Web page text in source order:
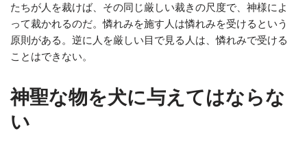
たちが人を裁けば、その同じ厳しい裁きの尺度で、神様によ
って裁かれるのだ。憐れみを施す人は憐れみを受けるという
原則がある。逆に人を厳しい目で見る人は、憐れみで受ける
ことはできない。
神聖な物を犬に与えてはならな
い